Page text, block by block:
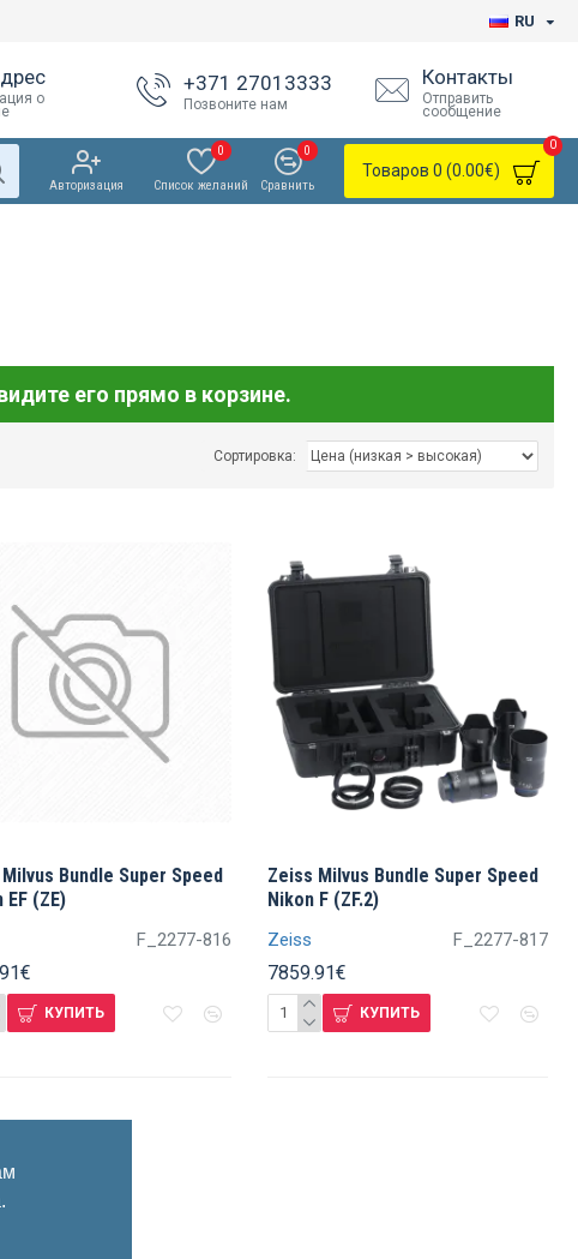
RU
о
+371 27013333
Позвоните нам
Контакты
Отправить
сообщение
Авторизация Список желаний
0
Сравнить
0
Товаров 0 (0.00€)
0
его прямо в корзине.
Сортировка:
F_2277-816
Bundle Super Speed
EF (ZE)
КУПИТЬ
Zeiss F_2277-817
Zeiss Milvus Bundle Super Speed
Nikon F (ZF.2)
7859.91€
КУПИТЬ